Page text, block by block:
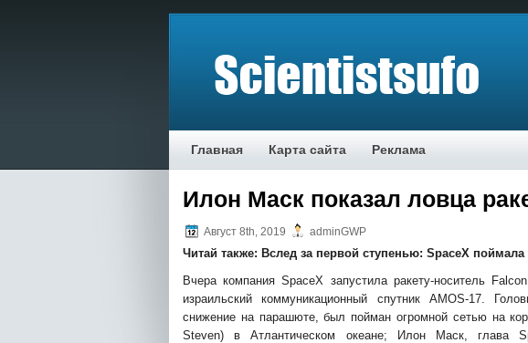
Главная Карта сайта Реклама
Илон Маск показал ловца
Август 8th, 2019 adminGWP
Читай также: Вслед за первой ступенью: SpaceX
Вчера компания SpaceX запустила ракету-носитель
израильский коммуникационный спутник AMOS-17.
снижение на парашюте, был пойман огромной сетью на
Steven) в Атлантическом океане; Илон Маск, глава